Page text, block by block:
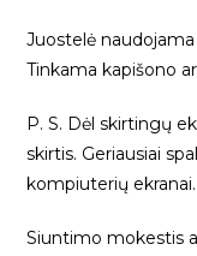
Juostelė
Tinkama kapišono
P. S. Dėl skirtingų
skirtis. Geriausiai
kompiuterių ekranai.
Siuntimo mokestis